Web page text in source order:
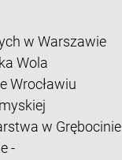
w Warszawie
Wola
Wrocławiu
w Grębocinie
-